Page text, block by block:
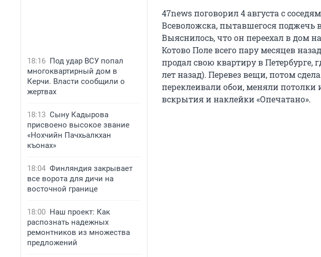
18:16 Под удар ВСУ попал
многоквартирный дом в
Керчи. Власти сообщили о
жертвах
18:13 Сыну Кадырова
присвоено высокое звание
«Нохчийн Пачхьалкхан
къонах»
18:04 Финляндия закрывает
все ворота для дичи на
восточной границе
18:00 Наш проект: Как
распознать надежных
ремонтников из множества
предложений
47news поговорил 4 августа с
Всеволожска, пытавшегося поджечь
Выяснилось, что он переехал в дом
Котово Поле всего пару месяцев
продал свою квартиру в Петербурге,
лет назад). Перевез вещи, потом
переклеивали обои, меняли потолки
вскрытия и наклейки «Опечатано».